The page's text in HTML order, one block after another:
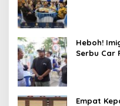
Heboh!
Serbu Car
Empat